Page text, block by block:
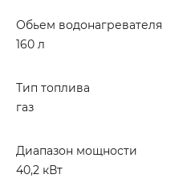
Обьем водонагревателя
160 л
Тип топлива
газ
Диапазон мощности
40,2 кВт